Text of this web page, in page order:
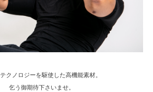
クノロジーを駆使した高機能素材。
乞う御期待下さいませ。